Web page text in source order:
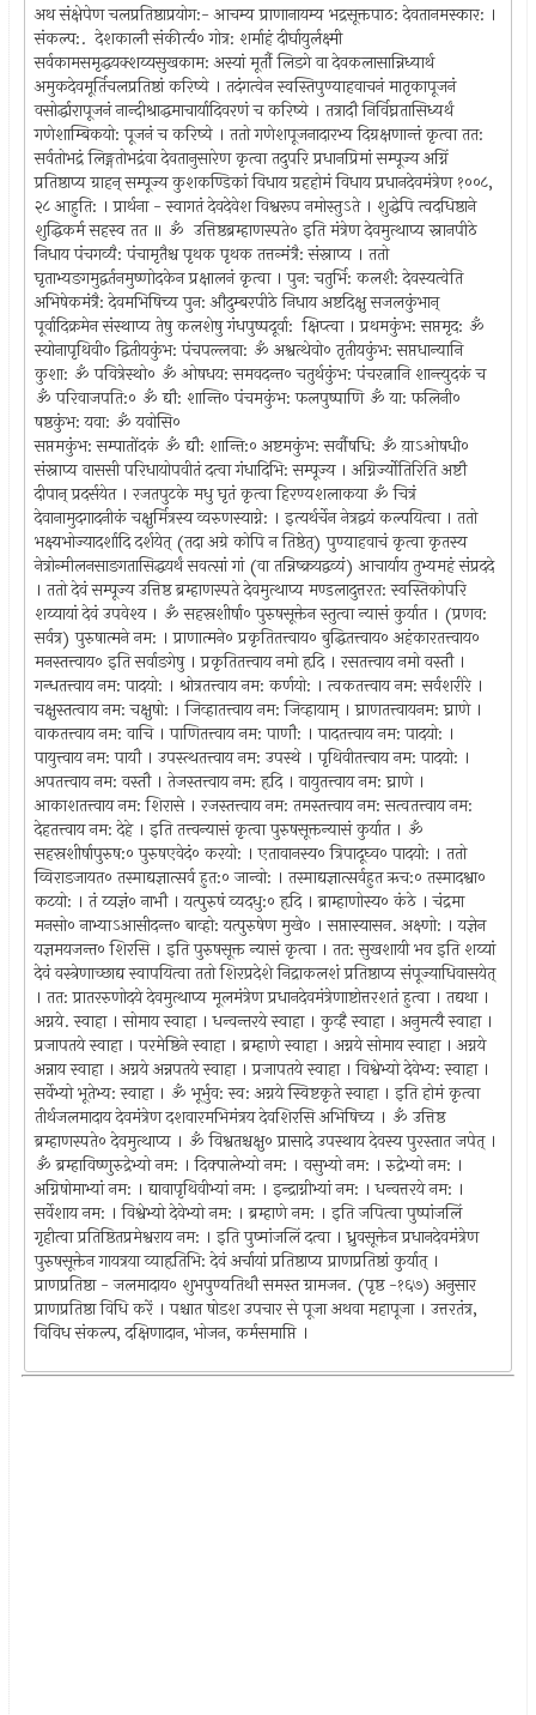
अथ संक्षेपेण चलप्रतिष्ठाप्रयोग:- आचम्य प्राणानायम्य भद्रसूक्तपाठ: देवतानमस्कार: ।
संकल्प:. देशकालौ संकीर्त्य० गोत्र: शर्माहं दीर्घायुर्लक्ष्मी
सर्वकामसमृद्धयक्शय्यसुखकाम: अस्यां मूर्तौ लिडगे वा देवकलासान्निध्यार्थ
अमुकदेवमूर्तिचलप्रतिष्ठां करिष्ये । तदंगत्वेन स्वस्तिपुण्याहवाचनं मातृकापूजनं
वसोर्द्धारापूजनं नान्दीश्राद्धमाचार्यादिवरणं च करिष्ये । तत्रादौ निर्विघ्नतासिध्यर्थं
गणेशाम्बिकयो: पूजनं च करिष्ये । ततो गणेशपूजनादारभ्य दिग्रक्षणान्तं कृत्वा तत:
सर्वतोभद्रं लिङ्गतोभद्रंवा देवतानुसारेण कृत्वा तदुपरि प्रधानप्रिमां सम्पूज्य अग्निं
प्रतिष्ठाप्य ग्राहन्‌ सम्पूज्य कुशकण्डिकां विधाय ग्रहहोमं विधाय प्रधानदेवमंत्रेण १००८,
२८ आहुति: । प्रार्थना - स्वागतं देवदेवेश विश्वरूप नमोस्तुऽते । शुद्धेपि त्वदधिष्ठाने
शुद्धिकर्म सहस्व तत ॥ ॐ उत्तिष्ठब्रम्हाणस्पते० इति मंत्रेण देवमुत्थाप्य स्नानपीठे
निधाय पंचगव्यै: पंचामृतैश्च पृथक पृथक तत्तन्मंत्रै: संस्नाप्य । ततो
घृताभ्यङगमुद्वर्तनमुष्णोदकेन प्रक्षालनं कृत्वा । पुन: चतुर्भि: कलशै: देवस्यत्वेति
अभिषेकमंत्रै: देवमभिषिच्य पुन: औदुम्बरपीठे निधाय अष्टदिक्षु सजलकुंभान्‌
पूर्वादिक्रमेन संस्थाप्य तेषु कलशेषु गंधपुष्पदूर्वा: क्षिप्त्वा । प्रथमकुंभ: सप्तमृद: ॐ
स्योनापृथिवी० द्वितीयकुंभ: पंचपल्लवा: ॐ अश्वत्थेवो० तृतीयकुंभ: सप्तधान्यानि
कुशा: ॐ पवित्रेस्थो० ॐ ओषधय: समवदन्त० चतुर्थकुंभ: पंचरत्नानि शान्त्युदकं च
ॐ परिवाजपति:० ॐ द्यौ: शान्ति० पंचमकुंभ: फलपुष्पाणि ॐ या: फलिनी०
षष्ठकुंभ: यवा: ॐ यवोसि०
सप्तमकुंभ: सम्पातोंदकं ॐ द्यौ: शान्ति:० अष्टमकुंभ: सर्वौषधि: ॐ य़ाऽओषधी०
संस्नाप्य वाससी परिधायोपवीतं दत्वा गंधादिभि: सम्पूज्य । अग्निर्ज्योतिरिति अष्टौ
दीपान्‌ प्रदर्सयेत । रजतपुटके मधु घृतं कृत्वा हिरण्यशलाकया ॐ चित्रं
देवानामुदगादनीकं चक्षुर्मित्रस्य व्वरुणस्याग्ने: । इत्यर्थर्चेन नेत्रद्वयं कल्पयित्वा । ततो
भक्ष्यभोज्यादर्शादि दर्शये‍त्‌ (तदा अग्रे कोपि न तिष्ठेत्‌) पुण्याहवाचं कृत्वा कृतस्य
नेत्रोन्मीलनसाङगतासिद्धयर्थं सवत्सां गां (वा तन्निष्क्रयद्वव्यं) आचार्याय तुभ्यमहं संप्रददे
। ततो देवं सम्पूज्य उत्तिष्ठ ब्रम्हाणस्पते देवमुत्थाप्य मण्डलादुत्तरत: स्वस्तिकोपरि
शय्यायां देवं उपवेश्य । ॐ सहस्रशीर्षा० पुरुषसूक्तेन स्तुत्वा न्यासं कुर्या‌त । (प्रणव:
सर्वत्र) पुरुषात्मने नम: । प्राणात्मने० प्रकृतितत्त्वाय० बुद्धितत्त्वाय० अहंकारतत्त्वाय०
मनस्तत्त्वाय० इति सर्वाङगेषु । प्रकृतितत्त्वाय नमो हृदि । रसतत्त्वाय नमो वस्तौ ।
गन्धतत्त्वाय नम: पादयो: । श्रोत्रतत्त्वाय नम: कर्णयो: । त्वकतत्त्वाय नम: सर्वशरीरे ।
चक्षुस्तत्वाय नम: चक्षुषो: । जिव्हातत्त्वाय नम: जिव्हायाम्‌ । घ्राणतत्त्वायनम: घ्राणे ।
वाकतत्त्वाय नम: वाचि । पाणितत्त्वाय नम: पाणौ: । पादतत्त्वाय नम: पादयो: ।
पायुत्त्वाय नम: पायौ । उपस्त्थतत्त्वाय नम: उपस्थे । पृथिवीतत्त्वाय नम: पादयो: ।
अपतत्त्वाय नम: वस्तौ । तेजस्तत्त्वाय नम: हृदि । वायुतत्त्वाय नम: घ्राणे ।
आकाशतत्त्वाय नम: शिरासे । रजस्तत्त्वाय नम: तमस्तत्त्वाय नम: सत्वतत्त्वाय नम:
देहतत्त्वाय नम: देहे । इति तत्त्वन्यासं कृत्वा पुरुषसूक्तन्यासं कुर्यात । ॐ
सहस्रशीर्षापुरुष:० पुरुषएवेदं० करयो: । एतावानस्य० त्रिपादूघ्व० पादयो: । ततो
व्विराडजायत० तस्माद्यज्ञात्सर्व हुत:० जान्वो: । तस्माद्यज्ञात्सर्वहुत ऋच:० तस्मादश्वा०
कटयो: । तं य्यज्ञं० नाभौ । यत्पुरुषं व्यदधु:० हृदि । ब्राम्हाणोस्य० कंठे । चंद्रमा
मनसो० नाभ्याऽआसीदन्त० बाव्हो: यत्पुरुषेण मुखे० । सप्तास्यासन. अक्ष्णो: । यज्ञेन
यज्ञमयजन्त० शिरसि । इति पुरुषसूक्त न्यासं कृत्वा । तत: सुखशायी भव इति शय्यां
देवं वस्त्रेणाच्छाद्य स्वापयित्वा ततो शिरप्रदेशे निद्राकलशं प्रतिष्ठाप्य संपूज्याधिवासयेत्‌
। तत: प्रातररुणोदये देवमुत्थाप्य मूलमंत्रेण प्रधानदेवमंत्रेणाष्टोत्तरशतं हुत्वा । तद्यथा ।
अग्नये. स्वाहा । सोमाय स्वाहा । धन्वन्तरये स्वाहा । कुव्है स्वाहा । अनुमत्यै स्वाहा ।
प्रजापतये स्वाहा । परमेष्ठिने स्वाहा । ब्रम्हाणे स्वाहा । अग्नये सोमाय स्वाहा । अग्नये
अन्नाय स्वाहा । अग्नये अन्नपतये स्वाहा । प्रजापतये स्वाहा । विश्वेभ्यो देवेभ्य: स्वाहा ।
सर्वेभ्यो भूतेभ्य: स्वाहा । ॐ भूर्भुव: स्व: अग्नये स्विष्टकृते स्वाहा । इति होमं कृत्वा
तीर्थजलमादाय देवमंत्रेण दशवारमभिमंत्रय देवशिरसि अभिषिच्य । ॐ उत्तिष्ठ
ब्रम्हाणस्पते० देवमुत्थाप्य । ॐ विश्वतश्चक्षु० प्रासादे उपस्थाय देवस्य पुरस्तात जपेत्‌ ।
ॐ ब्रम्हाविष्णुरुद्रेभ्यो नम: । दिक्पालेभ्यो नम: । वसुभ्यो नम: । रुद्रेभ्यो नम: ।
अग्निषोमाभ्यां नम: । द्यावापृथिवीभ्यां नम: । इन्द्राग्नीभ्यां नम: । धन्वत्तरये नम: ।
सर्वेशाय नम: । विश्वेभ्यो देवेभ्यो नम: । ब्रम्हाणे नम: । इति जपित्वा पुष्पांजलिं
गृहीत्वा प्रतिष्ठितप्रमेश्वराय नम: । इति पुष्मांजलिं दत्वा । ध्रुवसूक्तेन प्रधानदेवमंत्रेण
पुरुषसूक्तेन गायत्रया व्याहृतिभि: देवं अर्चायां प्रतिष्ठाप्य प्राणप्रतिष्ठां कुर्यात्‌ ।
प्राणप्रतिष्ठा - जलमादाय० शुभपुण्यतिथौ समस्त ग्रामजन. (पृष्ठ -१६७) अनुसार
प्राणप्रतिष्ठा विधि करें । पश्चात षोडश उपचार से पूजा अथवा महापूजा । उत्तरतंत्र,
विविध संकल्प, दक्षिणादान, भोजन, कर्मसमाप्ति ।